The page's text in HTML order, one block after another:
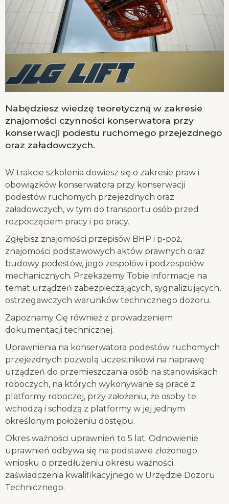
Nabędziesz wiedzę teoretyczną w zakresie
znajomości czynności konserwatora przy
konserwacji podestu ruchomego przejezdnego
oraz załadowczych.
W trakcie szkolenia dowiesz się o zakresie praw i
obowiązków konserwatora przy konserwacji
podestów ruchomych przejezdnych oraz
załadowczych, w tym do transportu osób przed
rozpoczęciem pracy i po pracy.
Zgłębisz znajomości przepisów BHP i p-poż,
znajomości podstawowych aktów prawnych oraz
budowy podestów, jego zespołów i podzespołów
mechanicznych. Przekażemy Tobie informacje na
temat urządzeń zabezpieczających, sygnalizujących,
ostrzegawczych warunków technicznego dozoru.
Zapoznamy Cię również z prowadzeniem
dokumentacji technicznej.
Uprawnienia na konserwatora podestów ruchomych
przejezdnych pozwolą uczestnikowi na naprawę
urządzeń do przemieszczania osób na stanowiskach
roboczych, na których wykonywane są prace z
platformy roboczej, przy założeniu, że osoby te
wchodzą i schodzą z platformy w jej jednym
określonym położeniu dostępu.
Okres ważności uprawnień to 5 lat. Odnowienie
uprawnień odbywa się na podstawie złożonego
wniosku o przedłużeniu okresu ważności
zaświadczenia kwalifikacyjnego w Urzędzie Dozoru
Technicznego.